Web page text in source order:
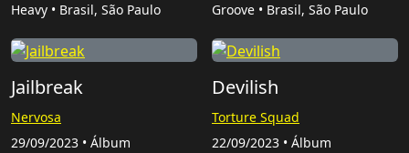
Heavy • Brasil, São Paulo
Groove • Brasil, São Paulo
Jailbreak
Nervosa
29/09/2023 • Álbum
Devilish
Torture Squad
22/09/2023 • Álbum